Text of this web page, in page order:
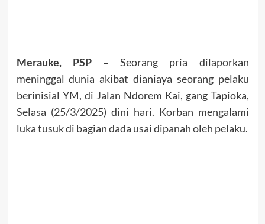
Merauke, PSP – Seorang pria dilaporkan
meninggal dunia akibat dianiaya seorang pelaku
berinisial YM, di Jalan Ndorem Kai, gang Tapioka,
Selasa (25/3/2025) dini hari. Korban mengalami
luka tusuk di bagian dada usai dipanah oleh pelaku.